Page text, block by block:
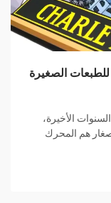
للطبعات الصغيرة
الأخيرة،
هم المحرك